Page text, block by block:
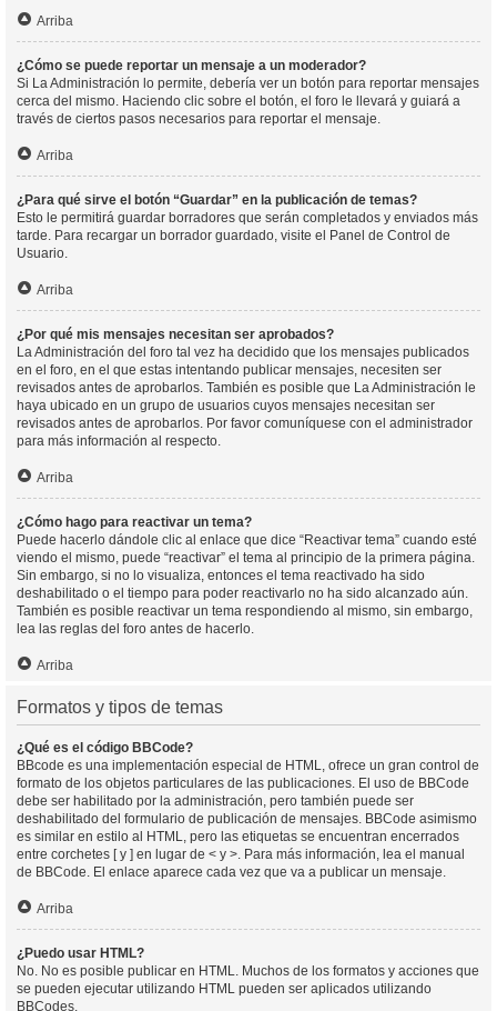
Arriba
¿Cómo se puede reportar un mensaje a un moderador?
Si La Administración lo permite, debería ver un botón para reportar mensajes
cerca del mismo. Haciendo clic sobre el botón, el foro le llevará y guiará a
través de ciertos pasos necesarios para reportar el mensaje.
Arriba
¿Para qué sirve el botón “Guardar” en la publicación de temas?
Esto le permitirá guardar borradores que serán completados y enviados más
tarde. Para recargar un borrador guardado, visite el Panel de Control de
Usuario.
Arriba
¿Por qué mis mensajes necesitan ser aprobados?
La Administración del foro tal vez ha decidido que los mensajes publicados
en el foro, en el que estas intentando publicar mensajes, necesiten ser
revisados antes de aprobarlos. También es posible que La Administración le
haya ubicado en un grupo de usuarios cuyos mensajes necesitan ser
revisados antes de aprobarlos. Por favor comuníquese con el administrador
para más información al respecto.
Arriba
¿Cómo hago para reactivar un tema?
Puede hacerlo dándole clic al enlace que dice “Reactivar tema” cuando esté
viendo el mismo, puede “reactivar” el tema al principio de la primera página.
Sin embargo, si no lo visualiza, entonces el tema reactivado ha sido
deshabilitado o el tiempo para poder reactivarlo no ha sido alcanzado aún.
También es posible reactivar un tema respondiendo al mismo, sin embargo,
lea las reglas del foro antes de hacerlo.
Arriba
Formatos y tipos de temas
¿Qué es el código BBCode?
BBcode es una implementación especial de HTML, ofrece un gran control de
formato de los objetos particulares de las publicaciones. El uso de BBCode
debe ser habilitado por la administración, pero también puede ser
deshabilitado del formulario de publicación de mensajes. BBCode asimismo
es similar en estilo al HTML, pero las etiquetas se encuentran encerrados
entre corchetes [ y ] en lugar de < y >. Para más información, lea el manual
de BBCode. El enlace aparece cada vez que va a publicar un mensaje.
Arriba
¿Puedo usar HTML?
No. No es posible publicar en HTML. Muchos de los formatos y acciones que
se pueden ejecutar utilizando HTML pueden ser aplicados utilizando
BBCodes.